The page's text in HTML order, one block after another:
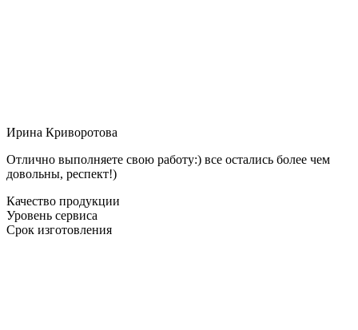
Ирина Криворотова
Отлично выполняете свою работу:) все остались более чем
довольны, респект!)
Качество продукции
Уровень сервиса
Срок изготовления